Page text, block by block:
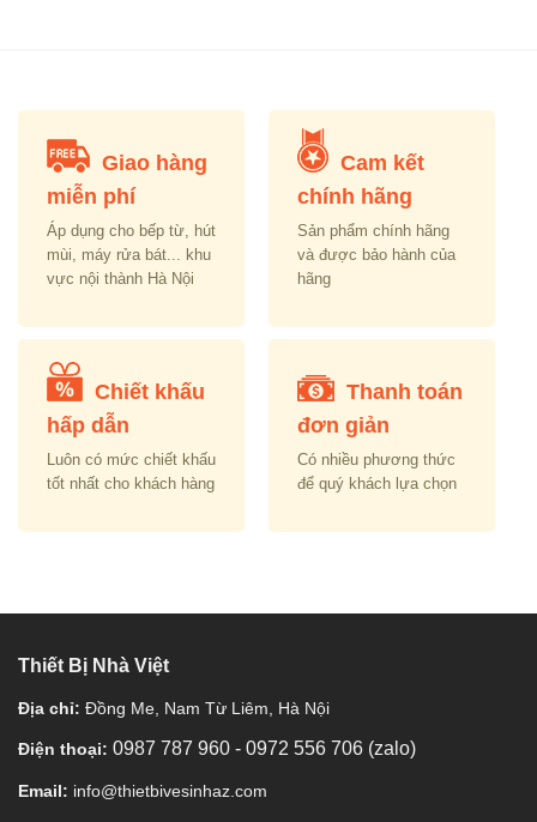
Giao hàng
miễn phí
Áp dụng cho bếp từ, hút
mùi, máy rửa bát... khu
vực nội thành Hà Nội
Cam kết
chính hãng
Sản phẩm chính hãng
và được bảo hành của
hãng
Chiết khấu
hấp dẫn
Luôn có mức chiết khấu
tốt nhất cho khách hàng
Thanh toán
đơn giản
Có nhiều phương thức
để quý khách lựa chọn
Thiết Bị Nhà Việt
Địa chỉ: Đồng Me, Nam Từ Liêm, Hà Nội
Điện thoại: 0987 787 960 - 0972 556 706 (zalo)
Email: info@thietbivesinhaz.com